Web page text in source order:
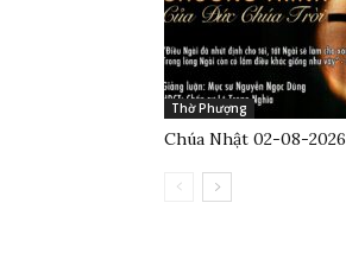
Thờ Phượng
Chúa Nhật 02-08-2026